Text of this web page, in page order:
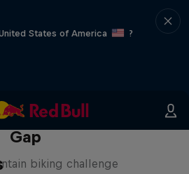
States of America
?
The Impossible
Gap
biking challenge